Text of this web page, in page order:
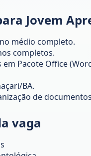
Jovem
médio completo.
completos.
Pacote Office
BA.
de
vaga